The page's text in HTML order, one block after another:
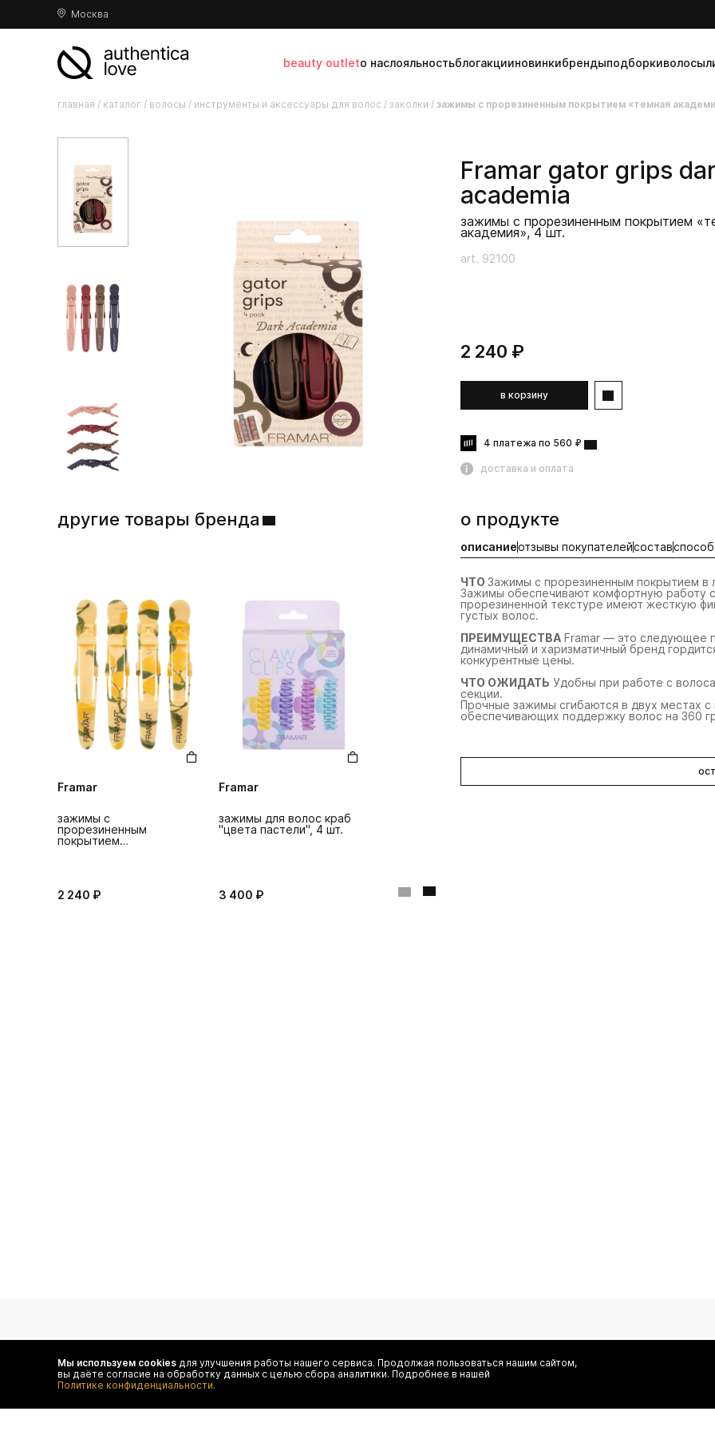
Москва
beauty outletо наслояльностьблогакцииновинкибрендыподборкиволосы
главная / каталог / волосы / инструменты и аксессуары для волос / заколки / зажимы с прорезиненным покрытием «темная
Framar gator grips
academia
зажимы с прорезиненным покрытием
академия», 4 шт.
art. 92100
2 240 ₽
в корзину
4 платежа по 560 ₽
доставка и оплата
другие товары бренда
Framar
зажимы с
прорезиненным
покрытием
«лимончелло», 4 шт.
2 240 ₽
Framar
зажимы для волос краб
"цвета пастели", 4 шт.
3 400 ₽ 3 400 ₽
Framar
о продукте
описание
ЧТО Зажимы с прорезиненным покрытием в
Зажимы обеспечивают комфортную работу
прорезиненной текстуре имеют жесткую
густых волос.
ПРЕИМУЩЕСТВА Framar — это следующее
динамичный и харизматичный бренд
конкурентные цены.
ЧТО ОЖИДАТЬ Удобны при работе с
секции.
Прочные зажимы сгибаются в двух
обеспечивающих поддержку волос на 360
отзывы покупателейсостав
Чтобы в числе первых иметь доступ ко всем акциям
Я даю согласие на сбор, обработку и хранение моих
Мы используем cookies для улучшения работы нашего сервиса. Продолжая пользоваться нашим сайтом,
вы даёте согласие на обработку данных с целью сбора аналитики. Подробнее в нашей
Политике конфиденциальности.